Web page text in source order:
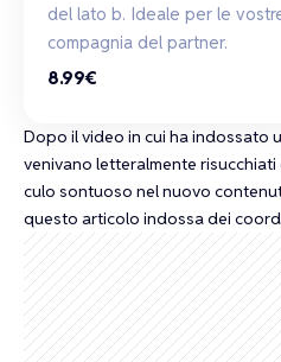
del lato b. Ideale per le
compagnia del partner.
8.99€
Dopo ilvideo in cui ha indossato
venivano letteralmente
culo sontuoso nel nuovo
questo articolo indossa dei